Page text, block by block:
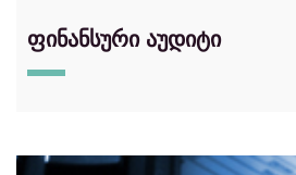
ფინანსური აუდიტი